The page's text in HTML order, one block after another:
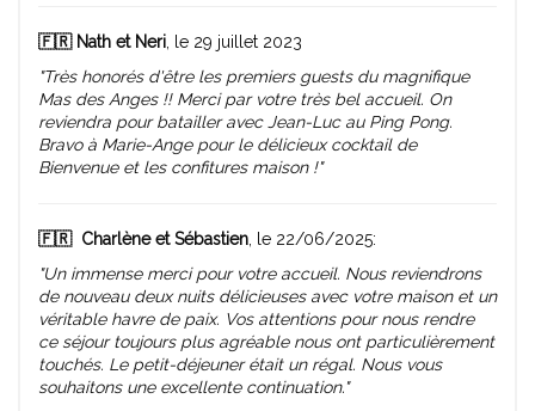
🇫🇷 Nath et Neri, le 29 juillet 2023
"Très honorés d'être les premiers guests du magnifique
Mas des Anges !! Merci par votre très bel accueil. On
reviendra pour batailler avec Jean-Luc au Ping Pong.
Bravo à Marie-Ange pour le délicieux cocktail de
Bienvenue et les confitures maison !"
🇫🇷 Charlène et Sébastien, le 22/06/2025:
"Un immense merci pour votre accueil. Nous reviendrons
de nouveau deux nuits délicieuses avec votre maison et un
véritable havre de paix. Vos attentions pour nous rendre
ce séjour toujours plus agréable nous ont particulièrement
touchés. Le petit-déjeuner était un régal. Nous vous
souhaitons une excellente continuation."